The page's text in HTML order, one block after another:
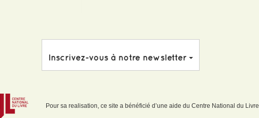
Inscrivez-vous à notre newsletter
Pour sa realisation, ce site a bénéficié d’une aide du Centre National du Livre